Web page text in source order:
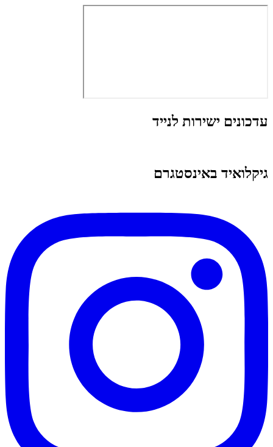
עדכונים ישירות לנייד
גיקלואיד באינסטגרם